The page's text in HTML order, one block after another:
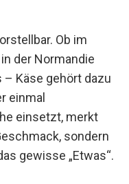
bleiben.
Ob im
der Normandie
– Käse gehört dazu
einmal
einsetzt, merkt
sondern
gewisse „Etwas“.